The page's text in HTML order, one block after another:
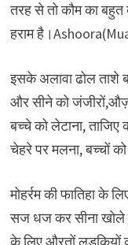
तरह से तो कौम का बहुत
हराम
इसके अलावा ढोल ताशे
और सीने को
बच्चे को लेटाना,
चेहरे पर मलना, बच्चों को
मोहर्रम की फातिहा के
सज धज कर सीना खोले